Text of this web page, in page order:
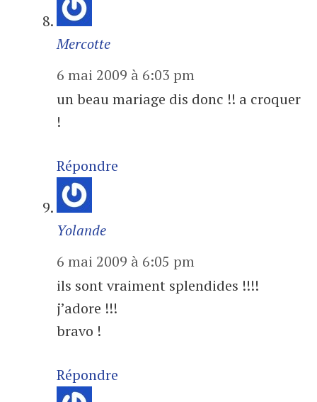
Mercotte
6 mai 2009 à 6:03 pm
un beau mariage dis donc !! a croquer
!
Répondre
Yolande
6 mai 2009 à 6:05 pm
ils sont vraiment splendides !!!!
j’adore !!!
bravo !
Répondre